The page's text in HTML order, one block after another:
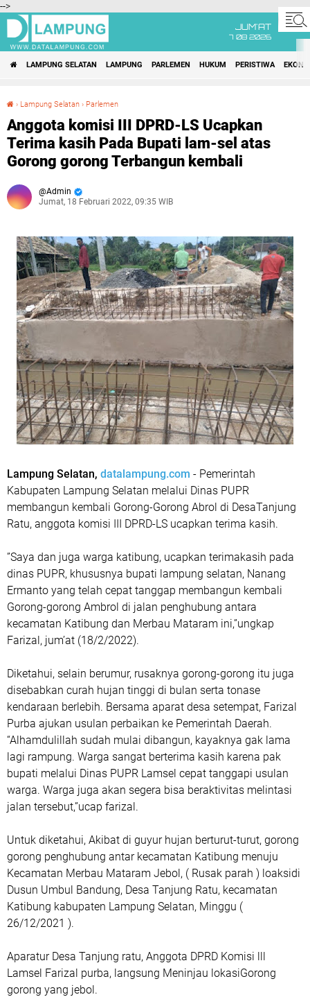
-->
JUM'AT
7 08 2026
LAMPUNG SELATAN LAMPUNG PARLEMEN HUKUM PERISTIWA
› Lampung Selatan › Parlemen
Anggota komisi III DPRD-LS Ucapkan
Terima kasih Pada Bupati lam-sel atas
Gorong gorong Terbangun kembali
Admin
Jumat, 18 Februari 2022, 09:35 WIB
Lampung Selatan, datalampung.com - Pemerintah
Kabupaten Lampung Selatan melalui Dinas PUPR
membangun kembali Gorong-Gorong Abrol di DesaTanjung
Ratu, anggota komisi III DPRD-LS ucapkan terima kasih.
”Saya dan juga warga katibung, ucapkan terimakasih pada
dinas PUPR, khususnya bupati lampung selatan, Nanang
Ermanto yang telah cepat tanggap membangun kembali
Gorong-gorong Ambrol di jalan penghubung antara
kecamatan Katibung dan Merbau Mataram ini,”ungkap
Farizal, jum’at (18/2/2022).
Diketahui, selain berumur, rusaknya gorong-gorong itu juga
disebabkan curah hujan tinggi di bulan serta tonase
kendaraan berlebih. Bersama aparat desa setempat, Farizal
Purba ajukan usulan perbaikan ke Pemerintah Daerah.
“Alhamdulillah sudah mulai dibangun, kayaknya gak lama
lagi rampung. Warga sangat berterima kasih karena pak
bupati melalui Dinas PUPR Lamsel cepat tanggapi usulan
warga. Warga juga akan segera bisa beraktivitas melintasi
jalan tersebut,”ucap farizal.
Untuk diketahui, Akibat di guyur hujan berturut-turut, gorong
gorong penghubung antar kecamatan Katibung menuju
Kecamatan Merbau Mataram Jebol, ( Rusak parah ) loaksidi
Dusun Umbul Bandung, Desa Tanjung Ratu, kecamatan
Katibung kabupaten Lampung Selatan, Minggu (
26/12/2021 ).
Aparatur Desa Tanjung ratu, Anggota DPRD Komisi lll
Lamsel Farizal purba, langsung Meninjau lokasiGorong
gorong yang jebol.